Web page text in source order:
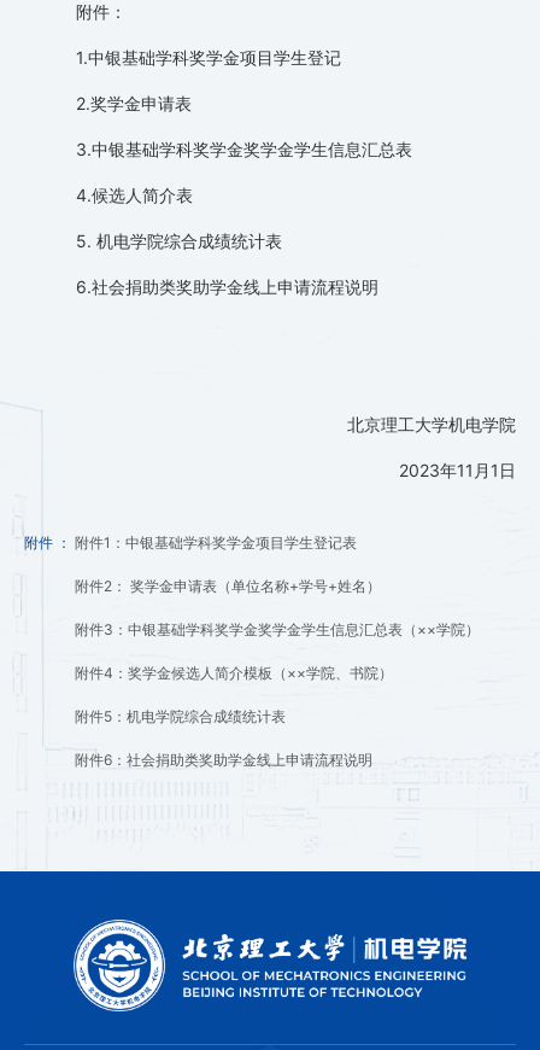
附件：
1.中银基础学科奖学金项目学生登记
2.奖学金申请表
3.中银基础学科奖学金奖学金学生信息汇总表
4.候选人简介表
5. 机电学院综合成绩统计表
6.社会捐助类奖助学金线上申请流程说明
北京理工大学机电学院
2023年11月1日
附件 ： 附件1：中银基础学科奖学金项目学生登记表
附件2： 奖学金申请表（单位名称+学号+姓名）
附件3：中银基础学科奖学金奖学金学生信息汇总表（××学院）
附件4：奖学金候选人简介模板（××学院、书院）
附件5：机电学院综合成绩统计表
附件6：社会捐助类奖助学金线上申请流程说明